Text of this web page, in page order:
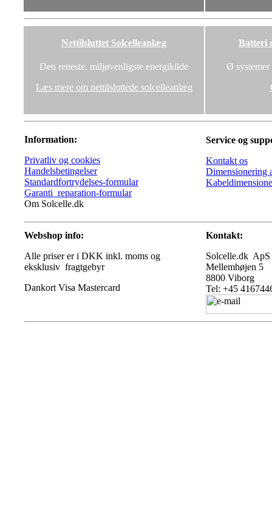
Nettilsluttet Solcelleanlæg
Den reneste, miljøvenligste energikilde
Læs mere om nettilsluttede solcelleanlæg
Batteri
Ø
Information:
Privatliv og cookies
Handelsbetingelser
Standardfortrydelses-formular
Garanti_reparation-formular
Om Solcelle.dk
Service og
Kontakt os
Dimensionering
Webshop info:
Alle priser er i DKK inkl. moms og
eksklusiv fragtgebyr
Kontakt:
Solcelle.dk ApS
Mellemhøjen 5
8800 Viborg
Tel: +45